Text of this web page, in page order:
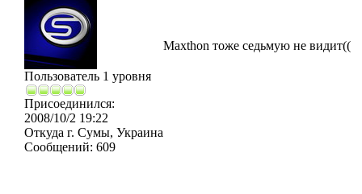
Пользователь 1 уровня
Присоединился:
2008/10/2 19:22
Откуда г. Сумы, Украина
Сообщений: 609
Maxthon тоже седьмую не видит((